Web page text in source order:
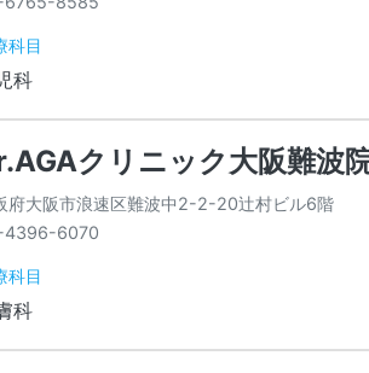
科目
科
クリニック大阪難波
府大阪市浪速区難波中2-2-20辻村ビル6階
4396-6070
科目
科